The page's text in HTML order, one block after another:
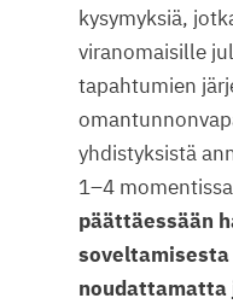
kysymyksiä,
viranomaisille
tapahtumien
yhdistyksistä
1–4
päättäessään